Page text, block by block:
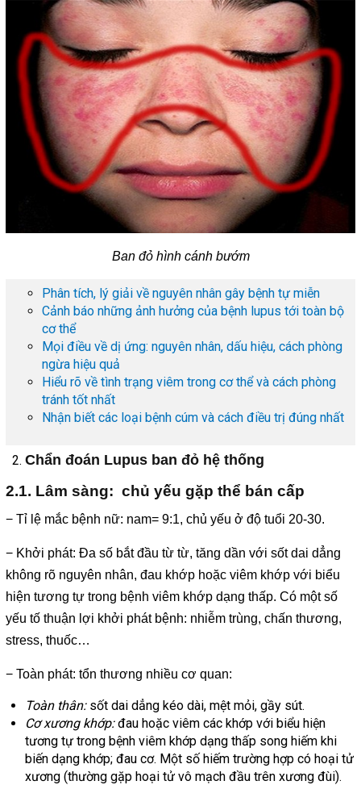
Ban đỏ hình cánh bướm
Phân tích, lý giải về nguyên nhân gây bệnh tự miễn
Cảnh báo những ảnh hưởng của bệnh lupus tới toàn bộ
cơ thể
Mọi điều về dị ứng: nguyên nhân, dấu hiệu, cách phòng
ngừa hiệu quả
Hiểu rõ về tình trạng viêm trong cơ thể và cách phòng
tránh tốt nhất
Nhận biết các loại bệnh cúm và cách điều trị đúng nhất
Chẩn đoán Lupus ban đỏ hệ thống
2.1. Lâm sàng: chủ yếu gặp thể bán cấp
− Tỉ lệ mắc bệnh nữ: nam= 9:1, chủ yếu ở độ tuổi 20-30.
− Khởi phát: Đa số bắt đầu từ từ, tăng dần với sốt dai dẳng
không rõ nguyên nhân, đau khớp hoặc viêm khớp với biểu
hiện tương tự trong bệnh viêm khớp dạng thấp. Có một số
yếu tố thuận lợi khởi phát bệnh: nhiễm trùng, chấn thương,
stress, thuốc…
− Toàn phát: tổn thương nhiều cơ quan:
Toàn thân:sốt dai dẳng kéo dài, mệt mỏi, gầy sút.
Cơ xương khớp:đau hoặc viêm các khớp với biểu hiện
tương tự trong bệnh viêm khớp dạng thấp song hiếm khi
biến dạng khớp; đau cơ. Một số hiếm trường hợp có hoại tử
xương (thường gặp hoại tử vô mạch đầu trên xương đùi).